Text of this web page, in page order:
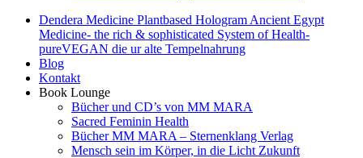
Dendera Medicine Plantbased Hologram Ancient Egypt
Medicine- the rich & sophisticated System of Health-
pureVEGAN die ur alte Tempelnahrung
Blog
Kontakt
Book Lounge
Bücher und CD’s von MM MARA
Sacred Feminin Health
Bücher MM MARA – Sternenklang Verlag
Mensch sein im Körper, in die Licht Zukunft